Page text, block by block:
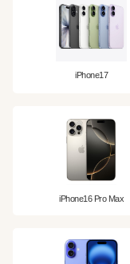
iPhone17
iPhone16 Pro Max